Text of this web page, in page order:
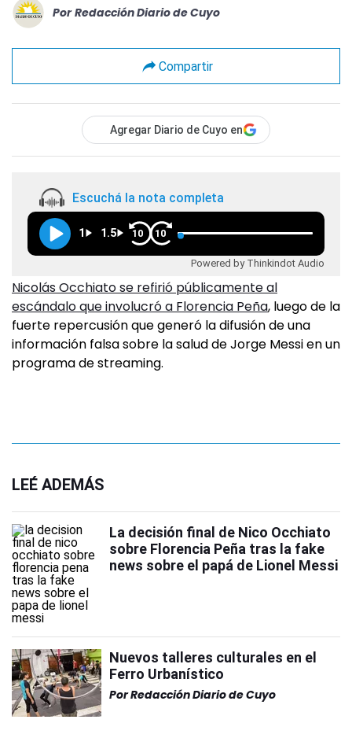
Por Redacción Diario de Cuyo
Compartir
Agregar Diario de Cuyo en
Escuchá la nota completa
1 1.5 10 10
Powered by Thinkindot Audio
Nicolás Occhiato se refirió públicamente al
escándalo que involucró a Florencia Peña, luego de la
fuerte repercusión que generó la difusión de una
información falsa sobre la salud de Jorge Messi en un
programa de streaming.
LEÉ ADEMÁS
La decisión final de Nico Occhiato
sobre Florencia Peña tras la fake
news sobre el papá de Lionel Messi
Nuevos talleres culturales en el
Ferro Urbanístico
PorRedacción Diario de Cuyo